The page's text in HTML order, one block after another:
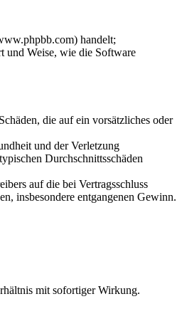
handelt;
und Weise, wie die Software
die auf ein vorsätzliches oder
und der Verletzung
Durchschnittsschäden
auf die bei Vertragsschluss
insbesondere entgangenen Gewinn.
mit sofortiger Wirkung.